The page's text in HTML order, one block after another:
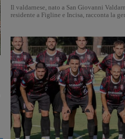
Il valdarnese, nato a San Giovanni
residente a Figline e Incisa, racconta la